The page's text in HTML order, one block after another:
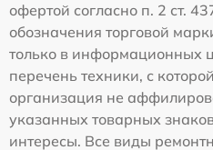
офертой согласно п. 2 ст.
обозначения торговой
только в информационных
перечень техники, с
организация не
указанных товарных
интересы. Все виды